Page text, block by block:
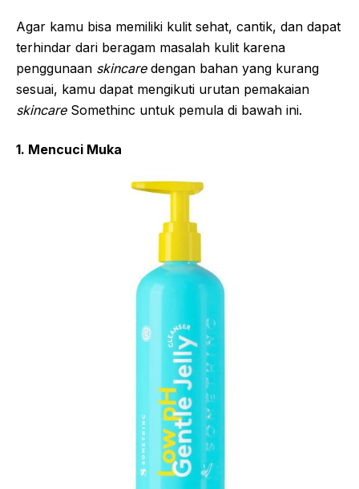
Agar kamu bisa memiliki kulit sehat, cantik, dan dapat
terhindar dari beragam masalah kulit karena
penggunaan skincare dengan bahan yang kurang
sesuai, kamu dapat mengikuti urutan pemakaian
skincare Somethinc untuk pemula di bawah ini.
1. Mencuci Muka